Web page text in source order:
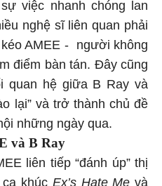
việc nhanh chóng lan
nghệ sĩ liên quan phải
AMEE - người không
điểm bàn tán. Đây cũng
quan hệ giữa B Ray và
lại” và trở thành chủ đề
những ngày qua.
và B Ray
liên tiếp “đánh úp” thị